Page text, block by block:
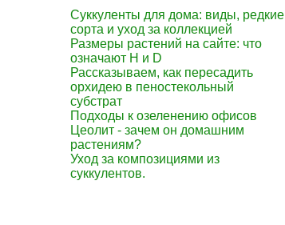
Суккуленты для дома: виды, редкие
сорта и уход за коллекцией
Размеры растений на сайте: что
означают H и D
Рассказываем, как пересадить
орхидею в пеностекольный
субстрат
Подходы к озеленению офисов
Цеолит - зачем он домашним
растениям?
Уход за композициями из
суккулентов.